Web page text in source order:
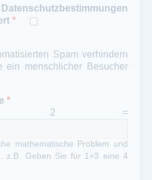
*
Spam verhindern
ein menschlicher Besucher
*
2 =
mathematische Problem und
z.B. Geben Sie für 1+3 eine 4